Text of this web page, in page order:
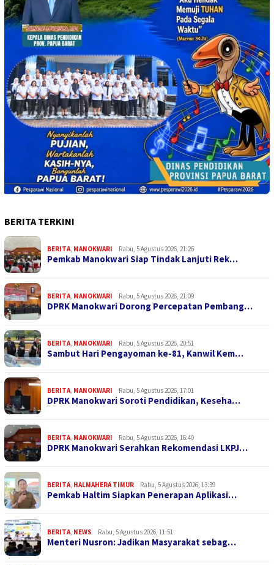
BERITA TERKINI
BERITA, MANOKWARI Rabu, 5 Agustus 2026, 21:26
Pemkab Manokwari Siap Tindak Lanjuti Rek…
BERITA, MANOKWARI Rabu, 5 Agustus 2026, 21:09
DPRK Manokwari Dorong Percepatan Pembang…
BERITA, MANOKWARI Rabu, 5 Agustus 2026, 20:51
Sambut Hari Pengayoman ke-81, Kanwil Kem…
BERITA, MANOKWARI Rabu, 5 Agustus 2026, 17:01
DPRK Manokwari Soroti Pendidikan, Keseha…
BERITA, MANOKWARI Rabu, 5 Agustus 2026, 16:40
DPRK Manokwari Serahkan Rekomendasi LKPJ…
BERITA, HALMAHERA TIMUR Rabu, 5 Agustus 2026, 13:39
Pemkab Haltim Siapkan Penerapan Aplikasi…
BERITA, NEWS Rabu, 5 Agustus 2026, 11:51
Menteri Nusron: Jadikan Masyarakat sebag…